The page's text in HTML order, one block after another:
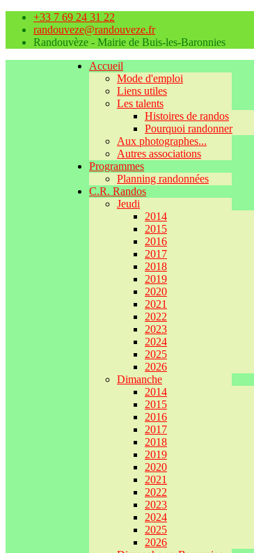
+33 7 69 24 31 22
randouveze@randouveze.fr
Randouvèze - Mairie de Buis-les-Baronnies
Accueil
Mode d'emploi
Liens utiles
Les talents
Histoires de randos
Pourquoi randonner
Aux photographes...
Autres associations
Programmes
Planning randonnées
C.R. Randos
Jeudi
2014
2015
2016
2017
2018
2019
2020
2021
2022
2023
2024
2025
2026
Dimanche
2014
2015
2016
2017
2018
2019
2020
2021
2022
2023
2024
2025
2026